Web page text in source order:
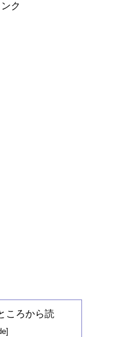
ク
ころから読